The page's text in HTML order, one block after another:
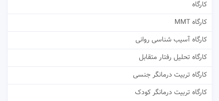
کارگاه
کارگاه MMT
کارگاه آسیب شناسی روانی
کارگاه تحلیل رفتار متقابل
کارگاه تربیت درمانگر جنسی
کارگاه تربیت درمانگر کودک